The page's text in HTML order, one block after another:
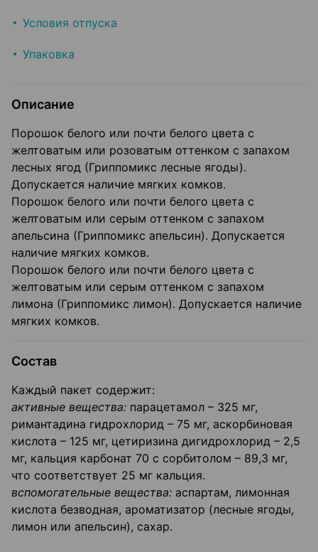
Условия отпуска
Упаковка
Описание
Порошок белого или почти белого цвета с
желтоватым или розоватым оттенком с запахом
лесных ягод (Гриппомикс лесные ягоды).
Допускается наличие мягких комков.
Порошок белого или почти белого цвета с
желтоватым или серым оттенком с запахом
апельсина (Гриппомикс апельсин). Допускается
наличие мягких комков.
Порошок белого или почти белого цвета с
желтоватым или серым оттенком с запахом
лимона (Гриппомикс лимон). Допускается наличие
мягких комков.
Состав
Каждый пакет содержит:
активные вещества: парацетамол – 325 мг,
римантадина гидрохлорид – 75 мг, аскорбиновая
кислота – 125 мг, цетиризина дигидрохлорид – 2,5
мг, кальция карбонат 70 с сорбитолом – 89,3 мг,
что соответствует 25 мг кальция.
вспомогательные вещества: аспартам, лимонная
кислота безводная, ароматизатор (лесные ягоды,
лимон или апельсин), сахар.